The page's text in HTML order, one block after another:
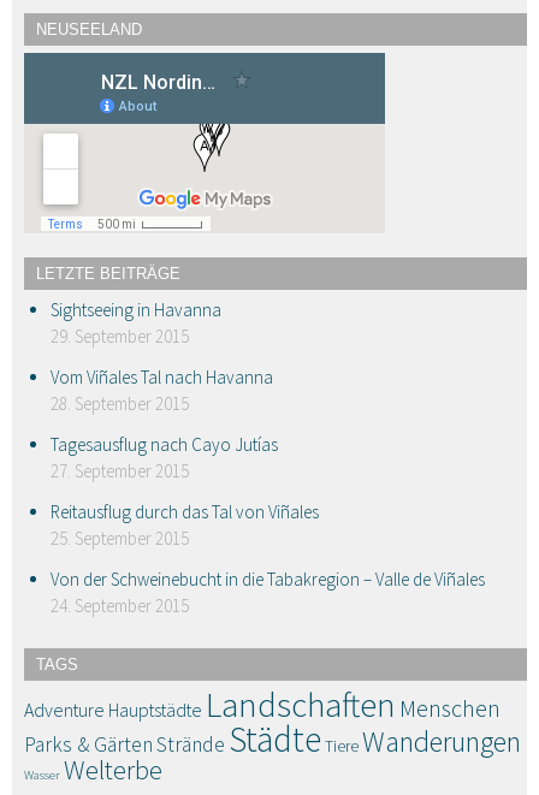
NEUSEELAND
LETZTE BEITRÄGE
Sightseeing in Havanna
29. September 2015
Vom Viñales Tal nach Havanna
28. September 2015
Tagesausflug nach Cayo Jutías
27. September 2015
Reitausflug durch das Tal von Viñales
25. September 2015
Von der Schweinebucht in die Tabakregion – Valle de Viñales
24. September 2015
TAGS
Adventure Hauptstädte Landschaften Menschen
Parks & GärtenStrände Städte TiereWanderungen
Wasser Welterbe